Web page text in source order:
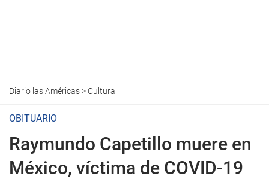
Diario las Américas> Cultura
OBITUARIO
Raymundo Capetillo muere en
México, víctima de COVID-19